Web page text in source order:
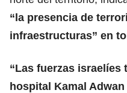
“la presencia de
infraestructuras” en
“Las fuerzas israelíes
hospital Kamal